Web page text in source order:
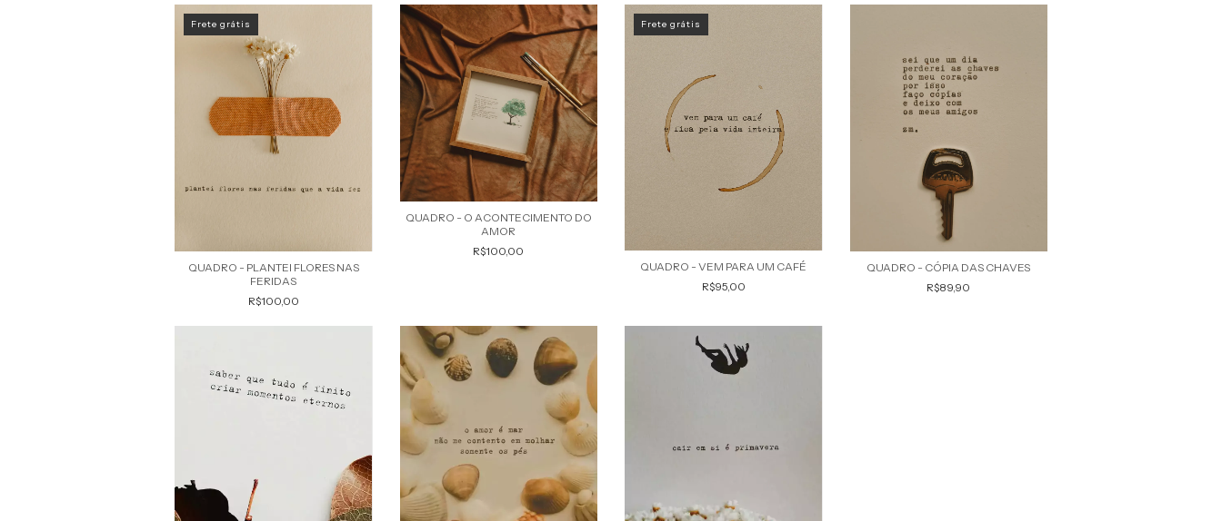
Frete grátis
QUADRO - PLANTEI FLORES NAS
FERIDAS
R$100,00
QUADRO - O ACONTECIMENTO DO
AMOR
R$100,00
Frete grátis
QUADRO - VEM PARA UM CAFÉ
R$95,00
QUADRO - CÓPIA DAS CHAVES
R$89,90